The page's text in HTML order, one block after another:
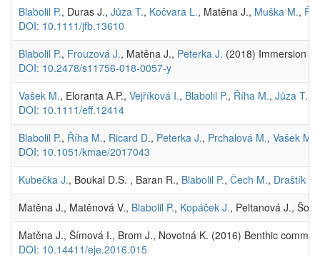
Blabolil P., Duras J., Jůza T., Kočvara L., Matěna J., Muška M.,
DOI: 10.1111/jfb.13610
Blabolil P., Frouzová J., Matěna J., Peterka J. (2018) Immersion
DOI: 10.2478/s11756-018-0057-y
Vašek M., Eloranta A.P., Vejříková I., Blabolil P., Říha M., Jůza T.
DOI: 10.1111/eff.12414
Blabolil P., Říha M., Ricard D., Peterka J., Prchalová M., Vašek M.
DOI: 10.1051/kmae/2017043
Kubečka J., Boukal D.S. , Baran R., Blabolil P., Čech M., Draštík V.
Matěna J., Matěnová V., Blabolil P., Kopáček J., Peltanová J.,
Matěna J., Šímová I., Brom J., Novotná K. (2016) Benthic
DOI: 10.14411/eje.2016.015